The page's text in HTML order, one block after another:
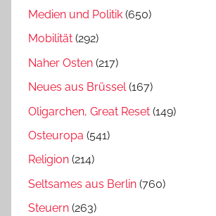
Medien und Politik (650)
Mobilität (292)
Naher Osten (217)
Neues aus Brüssel(167)
Oligarchen, Great Reset (149)
Osteuropa (541)
Religion (214)
Seltsames aus Berlin (760)
Steuern (263)